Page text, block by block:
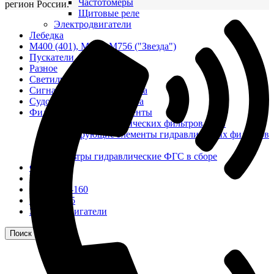
Частотомеры
Щитовые реле
Электродвигатели
Лебедка
М400 (401), М500, М756 ("Звезда")
Пускатели
Разное
Светильники судовые
Сигнализация и автоматика
Судовая запорная арматура
Фильтры и фильтроэлементы
Корпусы гидравлических фильтров ФГС
Фильтрующие элементы гидравлических фильтров
Фильтры гидравлические ФГС в сборе
Фонари
ЧН 25/34
Шкода 6S-160
Шкода-275
Электродвигатели
Поиск
регион России.